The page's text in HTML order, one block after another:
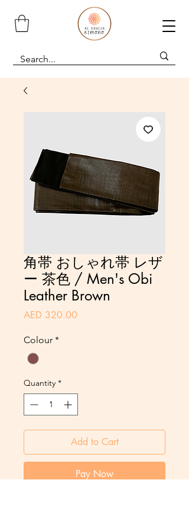
角帯 おしゃれ帯 レザ
ー 茶色 / Men's Obi
Leather Brown
AED 320.00Price
Colour *
Quantity *
Add to Cart
Pay Now